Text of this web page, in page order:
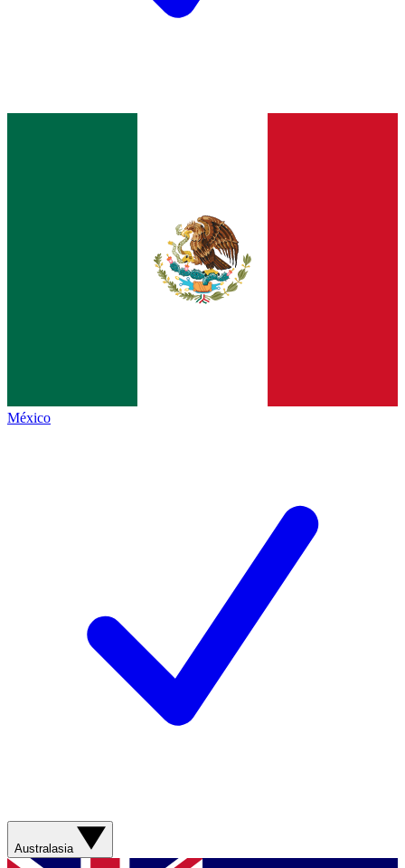
México
Australasia